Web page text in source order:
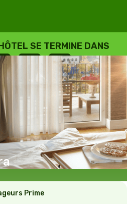
SE TERMINE DANS
: --
SECONDES
Prime